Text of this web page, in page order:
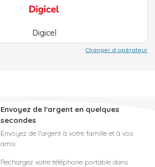
Digicel
Changer d opérateur
Envoyez de l'argent en quelques
secondes
Envoyez de l'argent à votre famille et à vos
amis
Rechargez votre téléphone portable dans